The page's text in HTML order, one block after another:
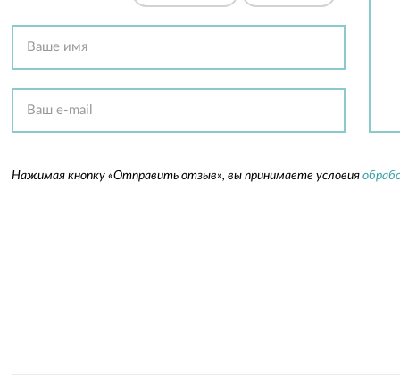
Нажимая кнопку «Отправить отзыв», вы принимаете условия